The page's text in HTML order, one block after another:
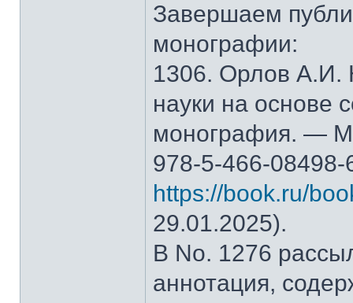
Завершаем
монографии:
1306. Орлов А.И.
науки на основе
монография. —
978-5-466-
https://book.ru/
29.01.2025).
В No. 1276
аннотация,